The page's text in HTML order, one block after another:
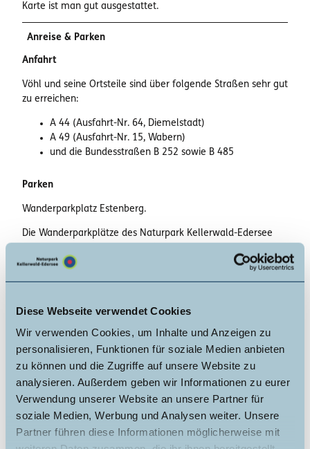
Diese Webseite verwendet Cookies
Wir verwenden Cookies, um Inhalte und Anzeigen zu
personalisieren, Funktionen für soziale Medien anbieten
zu können und die Zugriffe auf unsere Website zu
analysieren. Außerdem geben wir Informationen zu eurer
Verwendung unserer Website an unsere Partner für
soziale Medien, Werbung und Analysen weiter. Unsere
Partner führen diese Informationen möglicherweise mit
Karte ist man gut ausgestattet.
Anreise & Parken
Anfahrt
Vöhl und seine Ortsteile sind über folgende Straßen sehr gut
zu erreichen:
A 44 (Ausfahrt-Nr. 64, Diemelstadt)
A 49 (Ausfahrt-Nr. 15, Wabern)
und die Bundesstraßen B 252 sowie B 485
Parken
Wanderparkplatz Estenberg.
Die Wanderparkplätze des Naturpark Kellerwald-Edersee
Öffentliche Verkehrsmittel
Linie/n:501.1, AST581.6
Alle Verbindungen inkl. AST-Taxi Verbindungen können auf
der NVV-Fahrplanauskunftwww.nvv.de/fahrplanauskunft
oder über die NVV Mobil-App herausgefunden werden.
Weitere Infos / Links
Die Markierung dieses Rundweges steht noch aus.